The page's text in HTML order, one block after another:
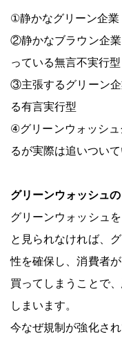
①静かなグリーン
②静かなブラウン
っている無言不実行型
③主張するグリーン
る有言実行型
④グリーンウォッシ
るが実際は追いつい
グリーンウォッシュの
グリーンウォッシュ
と見られなければ、
性を確保し、消費者
買ってしまうことで
しまいます。
今なぜ規制が強化さ